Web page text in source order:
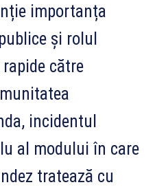
importanța
și rolul
către
incidentul
al modului în care
tratează cu